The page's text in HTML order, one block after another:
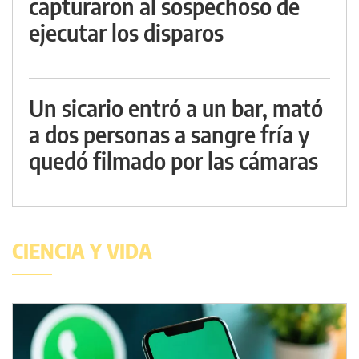
capturaron al sospechoso de
ejecutar los disparos
Un sicario entró a un bar, mató
a dos personas a sangre fría y
quedó filmado por las cámaras
CIENCIA Y VIDA